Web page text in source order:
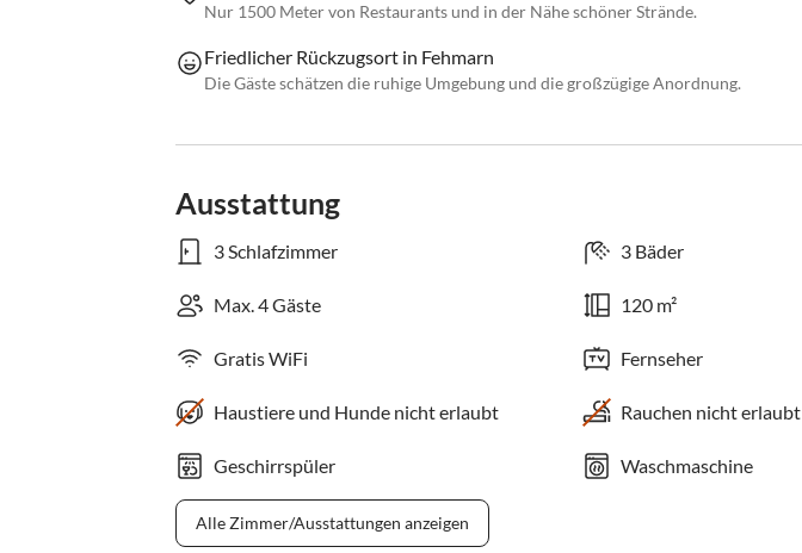
Nur 1500 Meter von Restaurants und in der Nähe schöner Strände.
Friedlicher Rückzugsort in Fehmarn
Die Gäste schätzen die ruhige Umgebung und die großzügige Anordnung.
Ausstattung
3 Schlafzimmer 3 Bäder
Max. 4 Gäste 120 m²
Gratis WiFi Fernseher
Haustiere und Hunde nicht erlaubt Rauchen nicht erlaubt
Geschirrspüler Waschmaschine
Alle Zimmer/Ausstattungen anzeigen